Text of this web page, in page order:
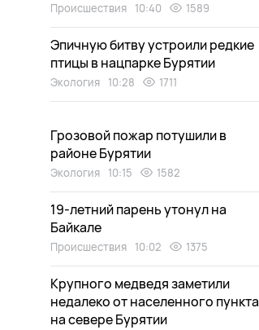
Происшествия 10:40 1589
Эпичную битву устроили редкие
птицы в нацпарке Бурятии
Экология 10:28 1711
Грозовой пожар потушили в
районе Бурятии
Экология 10:15 1582
19-летний парень утонул на
Байкале
Происшествия 10:02 1375
Крупного медведя заметили
недалеко от населенного пункта
на севере Бурятии